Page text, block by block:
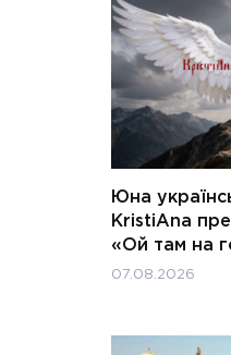
Юна
KristiAna
«Ой там на
07.08.2026